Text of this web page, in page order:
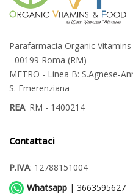
Parafarmacia Organic
- 00199 Roma (RM)
METRO - Linea B: S.Agnese-
S. Emerenziana
REA: RM - 1400214
Contattaci
P.IVA: 12788151004
Whatsapp | 3663595627